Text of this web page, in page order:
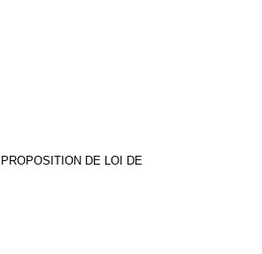
DE LOI DE